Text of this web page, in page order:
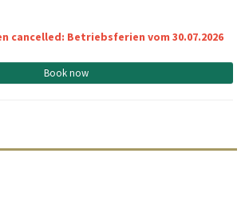
cancelled: Betriebsferien vom 30.07.2026
Book now